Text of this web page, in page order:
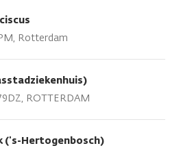
Rotterdam
ROTTERDAM
('s-Hertogenbosch)